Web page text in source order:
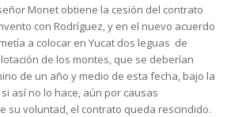
Monet obtiene la cesión del contrato
con Rodríguez, y en el nuevo acuerdo
a colocar en Yucat dos leguas de
de los montes, que se deberían
de un año y medio de esta fecha, bajo la
así no lo hace, aún por causas
su voluntad, el contrato queda rescindido.